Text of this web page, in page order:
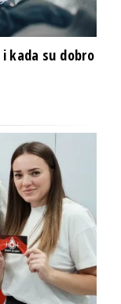
kada su dobro